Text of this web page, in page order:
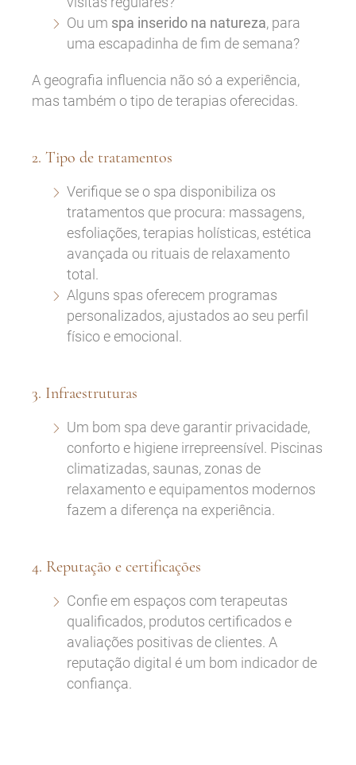
Ou um spa inserido na natureza, para
uma escapadinha de fim de semana?
A geografia influencia não só a experiência,
mas também o tipo de terapias oferecidas.
2. Tipo de tratamentos
Verifique se o spa disponibiliza os
tratamentos que procura: massagens,
esfoliações, terapias holísticas, estética
avançada ou rituais de relaxamento
total.
Alguns spas oferecem programas
personalizados, ajustados ao seu perfil
físico e emocional.
3. Infraestruturas
Um bom spa deve garantir privacidade,
conforto e higiene irrepreensível. Piscinas
climatizadas, saunas, zonas de
relaxamento e equipamentos modernos
fazem a diferença na experiência.
4. Reputação e certificações
Confie em espaços com terapeutas
qualificados, produtos certificados e
avaliações positivas de clientes. A
reputação digital é um bom indicador de
confiança.